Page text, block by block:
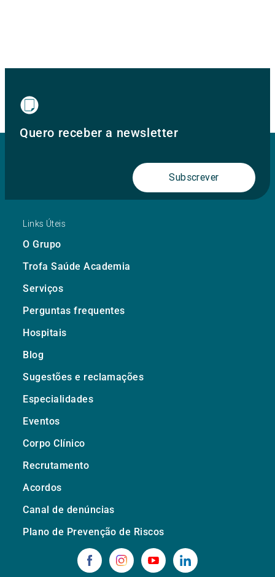
Quero receber a newsletter
Subscrever
Links Úteis
O Grupo
Trofa Saúde Academia
Serviços
Perguntas frequentes
Hospitais
Blog
Sugestões e reclamações
Especialidades
Eventos
Corpo Clínico
Recrutamento
Acordos
Canal de denúncias
Plano de Prevenção de Riscos